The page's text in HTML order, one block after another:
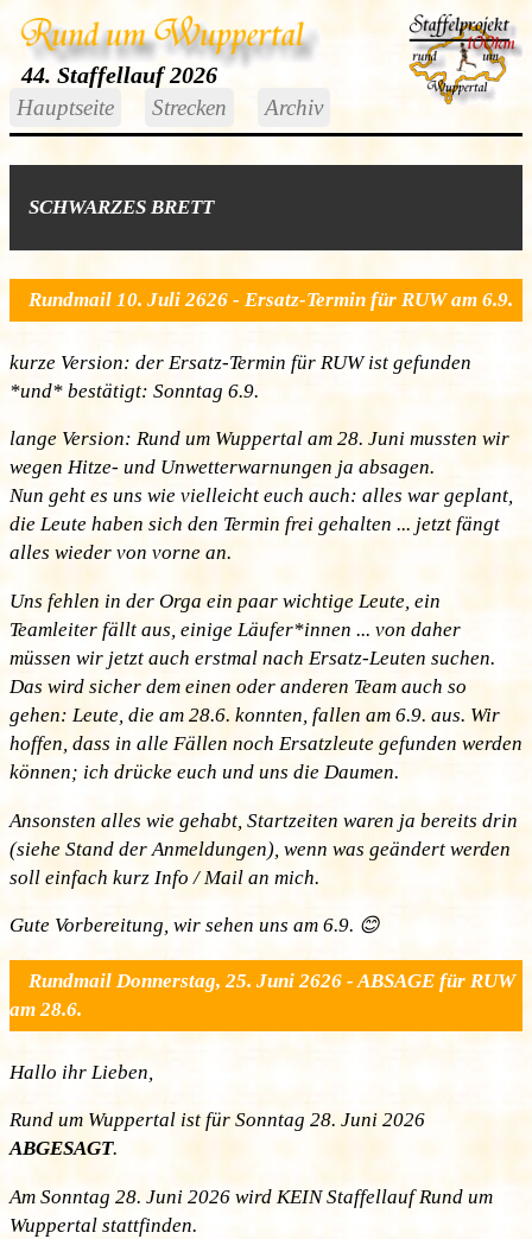
44. Staffellauf 2026
Hauptseite Strecken Archiv
SCHWARZES BRETT
Rundmail 10. Juli 2626 - Ersatz-Termin für RUW am 6.9.
kurze Version: der Ersatz-Termin für RUW ist gefunden
*und* bestätigt: Sonntag 6.9.
lange Version: Rund um Wuppertal am 28. Juni mussten wir
wegen Hitze- und Unwetterwarnungen ja absagen.
Nun geht es uns wie vielleicht euch auch: alles war geplant,
die Leute haben sich den Termin frei gehalten ... jetzt fängt
alles wieder von vorne an.
Uns fehlen in der Orga ein paar wichtige Leute, ein
Teamleiter fällt aus, einige Läufer*innen ... von daher
müssen wir jetzt auch erstmal nach Ersatz-Leuten suchen.
Das wird sicher dem einen oder anderen Team auch so
gehen: Leute, die am 28.6. konnten, fallen am 6.9. aus. Wir
hoffen, dass in alle Fällen noch Ersatzleute gefunden werden
können; ich drücke euch und uns die Daumen.
Ansonsten alles wie gehabt, Startzeiten waren ja bereits drin
(siehe Stand der Anmeldungen), wenn was geändert werden
soll einfach kurz Info / Mail an mich.
Gute Vorbereitung, wir sehen uns am 6.9. 😊
Rundmail Donnerstag, 25. Juni 2626 - ABSAGE für RUW
am 28.6.
Hallo ihr Lieben,
Rund um Wuppertal ist für Sonntag 28. Juni 2026
ABGESAGT.
Am Sonntag 28. Juni 2026 wird KEIN Staffellauf Rund um
Wuppertal stattfinden.